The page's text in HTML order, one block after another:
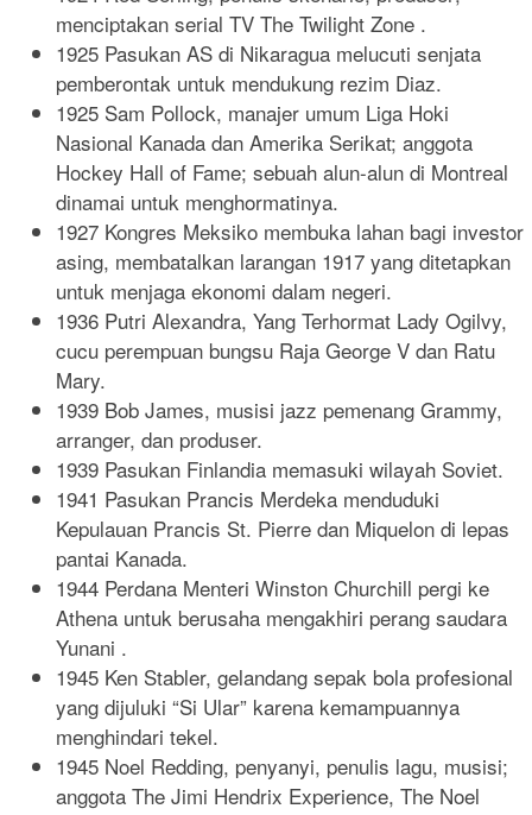
menciptakan serial TV The Twilight Zone .
1925 Pasukan AS di Nikaragua melucuti senjata
pemberontak untuk mendukung rezim Diaz.
1925 Sam Pollock, manajer umum Liga Hoki
Nasional Kanada dan Amerika Serikat; anggota
Hockey Hall of Fame; sebuah alun-alun di Montreal
dinamai untuk menghormatinya.
1927 Kongres Meksiko membuka lahan bagi investor
asing, membatalkan larangan 1917 yang ditetapkan
untuk menjaga ekonomi dalam negeri.
1936 Putri Alexandra, Yang Terhormat Lady Ogilvy,
cucu perempuan bungsu Raja George V dan Ratu
Mary.
1939 Bob James, musisi jazz pemenang Grammy,
arranger, dan produser.
1939 Pasukan Finlandia memasuki wilayah Soviet.
1941 Pasukan Prancis Merdeka menduduki
Kepulauan Prancis St. Pierre dan Miquelon di lepas
pantai Kanada.
1944 Perdana Menteri Winston Churchill pergi ke
Athena untuk berusaha mengakhiri perang saudara
Yunani .
1945 Ken Stabler, gelandang sepak bola profesional
yang dijuluki “Si Ular” karena kemampuannya
menghindari tekel.
1945 Noel Redding, penyanyi, penulis lagu, musisi;
anggota The Jimi Hendrix Experience, The Noel